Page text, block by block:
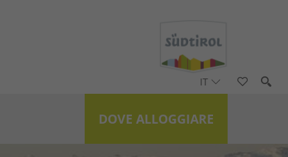
IT
DOVE ALLOGGIARE